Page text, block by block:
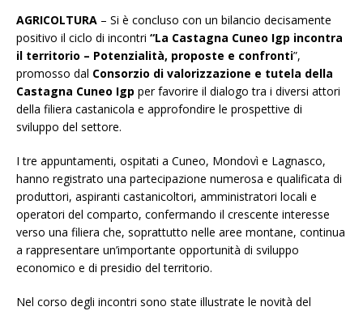
AGRICOLTURA – Si è concluso con un bilancio decisamente
positivo il ciclo di incontri “La Castagna Cuneo Igp incontra
il territorio – Potenzialità, proposte e confronti”,
promosso dal Consorzio di valorizzazione e tutela della
Castagna Cuneo Igp per favorire il dialogo tra i diversi attori
della filiera castanicola e approfondire le prospettive di
sviluppo del settore.
I tre appuntamenti, ospitati a Cuneo, Mondovì e Lagnasco,
hanno registrato una partecipazione numerosa e qualificata di
produttori, aspiranti castanicoltori, amministratori locali e
operatori del comparto, confermando il crescente interesse
verso una filiera che, soprattutto nelle aree montane, continua
a rappresentare un’importante opportunità di sviluppo
economico e di presidio del territorio.
Nel corso degli incontri sono state illustrate le novità del